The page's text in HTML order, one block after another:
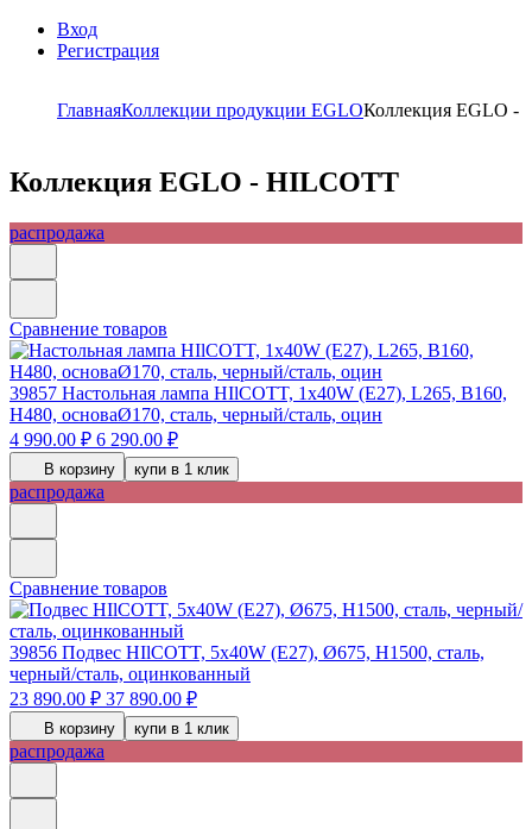
Вход
Регистрация
ГлавнаяКоллекции продукции EGLOКоллекция EGLO -
Коллекция EGLO - HILCOTT
распродажа
Сравнение товаров
39857 Настольная лампа HIlCOTT, 1х40W (E27), L265, B160,
H480, основаØ170, сталь, черный/сталь, оцин
4 990.00 ₽ 6 290.00 ₽
В корзину купи в 1 клик
распродажа
Сравнение товаров
39856 Подвес HIlCOTT, 5х40W (E27), Ø675, H1500, сталь,
черный/сталь, оцинкованный
23 890.00 ₽ 37 890.00 ₽
В корзину купи в 1 клик
распродажа